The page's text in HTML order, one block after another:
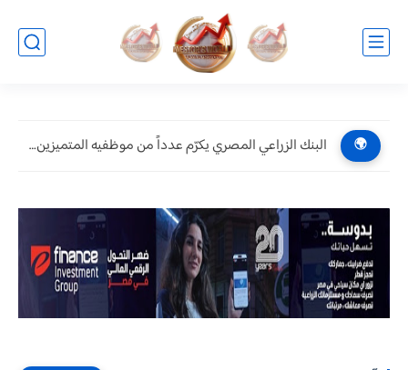
🌍 البنك الزراعي المصري يكرّم عدداً من موظفيه المتميزين لتحقيق ارقام...